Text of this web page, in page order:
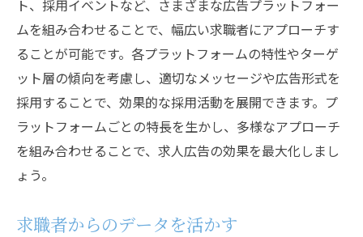
ト、採用イベントなど、さまざまな広告プラットフォー
ムを組み合わせることで、幅広い求職者にアプローチす
ることが可能です。各プラットフォームの特性やターゲ
ット層の傾向を考慮し、適切なメッセージや広告形式を
採用することで、効果的な採用活動を展開できます。プ
ラットフォームごとの特長を生かし、多様なアプローチ
を組み合わせることで、求人広告の効果を最大化しまし
ょう。
求職者からのデータを活かす